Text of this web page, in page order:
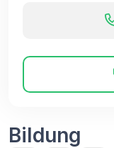
Bildung